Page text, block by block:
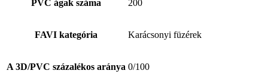
PVC ágak száma 200
FAVI kategória Karácsonyi füzérek
A 3D/PVC százalékos aránya 0/100